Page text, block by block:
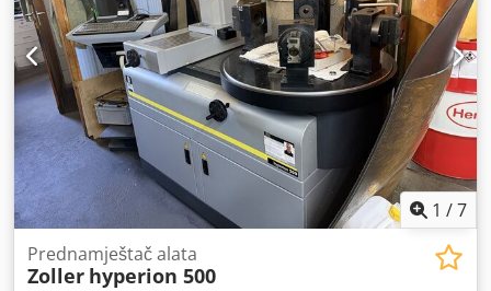
1 /7
Prednamještač alata
Zoller hyperion 500